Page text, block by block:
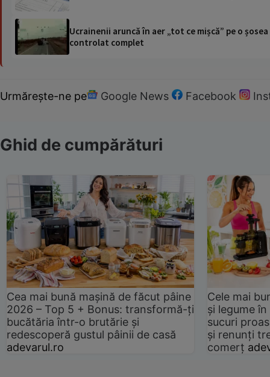
Ucrainenii aruncă în aer „tot ce mișcă” pe o
controlat complet
Urmărește-ne pe Google News Facebook
Ghid de cumpărături
Cea mai bună mașină de făcut pâine
2026 – Top 5 + Bonus: transformă-ți
bucătăria într-o brutărie și
redescoperă gustul pâinii de casă
adevarul.ro
Cele mai
și legume
sucuri
și renunți
comerț